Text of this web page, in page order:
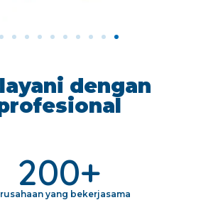
dengan
yang bekerjasama
200+